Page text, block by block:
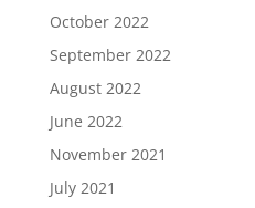
October 2022
September 2022
August 2022
June 2022
November 2021
July 2021